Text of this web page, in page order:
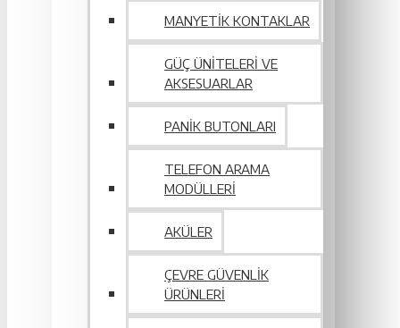
MANYETIK KONTAKLAR
GÜÇ ÜNITELERI VE
AKSESUARLAR
PANIK BUTONLARI
TELEFON ARAMA
MODÜLLERI
AKÜLER
ÇEVRE GÜVENLIK
ÜRÜNLERI